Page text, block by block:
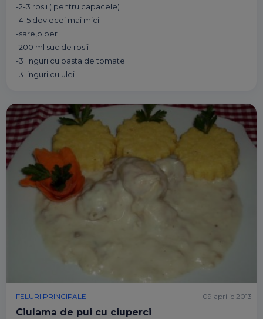
-2-3 rosii ( pentru capacele)
-4-5 dovlecei mai mici
-sare,piper
-200 ml suc de rosii
-3 linguri cu pasta de tomate
-3 linguri cu ulei
FELURI PRINCIPALE
Ciulama de pui cu ciuperci
09 aprilie 2013